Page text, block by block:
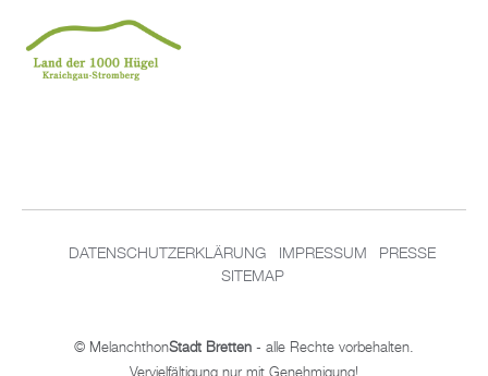
DA­TEN­SCHUT­Z­ER­KLÄ­RUNG IM­PRES­SUM
PRES­SE
SITEMAP
© Me­lan­chthonStadt Brett­en - alle Rech­te vor­be­hal­ten.
Ver­viel­fäl­ti­gung nur mit Ge­neh­mi­gung!